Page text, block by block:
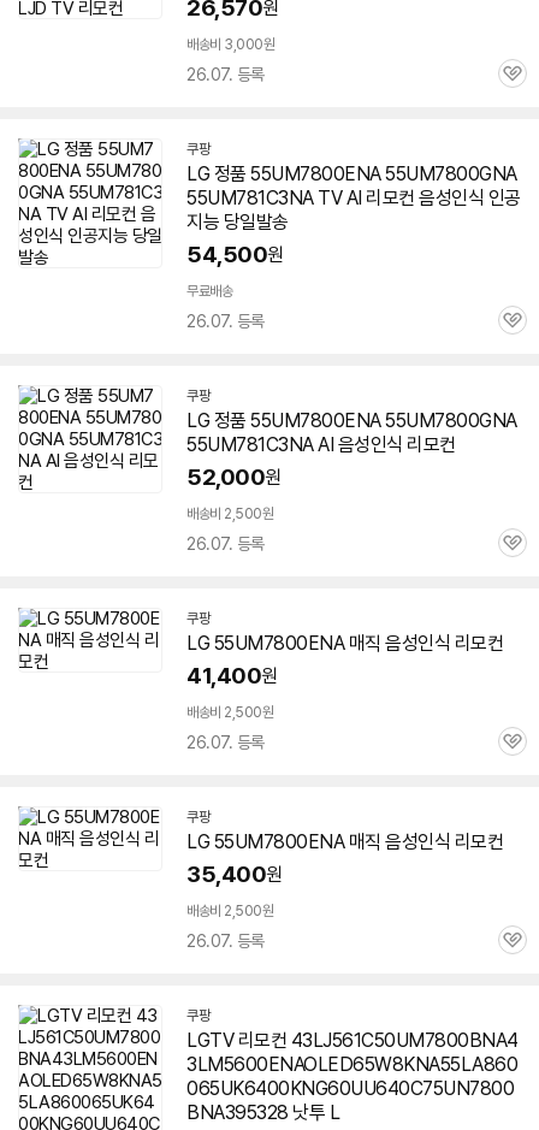
26,570원
배송비 3,000원
26.07. 등록
관
쿠팡
LG 정품 55UM7800ENA55UM7800GNA
55UM781C3NA TV AI 리모컨 음성인식 인공
지능 당일발송
54,500원
무료배송
26.07. 등록
관
쿠팡
LG 정품 55UM7800ENA55UM7800GNA
55UM781C3NA AI 음성인식 리모컨
52,000원
배송비 2,500원
26.07. 등록
관
쿠팡
LG 55UM7800ENA매직 음성인식 리모컨
41,400원
배송비 2,500원
26.07. 등록
관
쿠팡
LG 55UM7800ENA매직 음성인식 리모컨
35,400원
배송비 2,500원
26.07. 등록
관
쿠팡
LGTV 리모컨 43LJ561C50UM7800BNA4
3LM5600ENAOLED65W8KNA55LA860
065UK6400KNG60UU640C75UN7800
BNA395328 낫투 L